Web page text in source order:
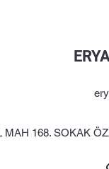
MAH 168. SOKAK